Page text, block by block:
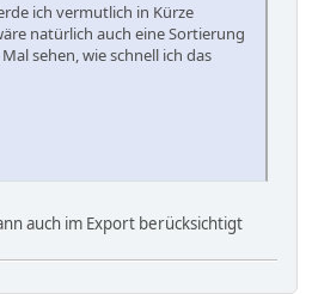
ich vermutlich in Kürze
natürlich auch eine Sortierung
sehen, wie schnell ich das
auch im Export berücksichtigt